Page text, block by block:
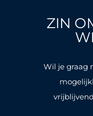
o
r
a
m
ZIN
Wil je graag